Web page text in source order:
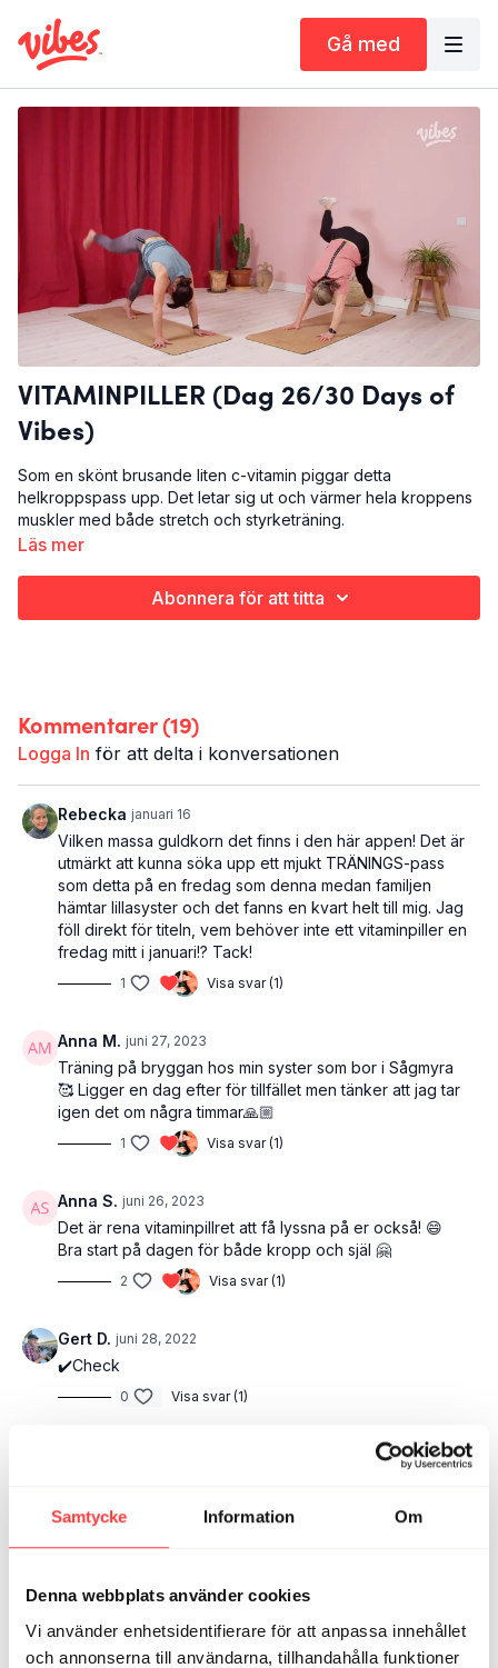
Samtycke Information Om
Denna webbplats använder cookies
Vi använder enhetsidentifierare för att anpassa innehållet
och annonserna till användarna, tillhandahålla funktioner
Gå med
VITAMINPILLER (Dag 26/30 Days of
Vibes)
Som en skönt brusande liten c-vitamin piggar detta
helkroppspass upp. Det letar sig ut och värmer hela kroppens
muskler med både stretch och styrketräning.
Det här är Vitaminpiller:
Läs mer
Abonnera för att titta
Kommentarer (19)
Logga In för att delta i konversationen
Rebecka januari 16
Vilken massa guldkorn det finns i den här appen! Det är
utmärkt att kunna söka upp ett mjukt TRÄNINGS-pass
som detta på en fredag som denna medan familjen
hämtar lillasyster och det fanns en kvart helt till mig. Jag
föll direkt för titeln, vem behöver inte ett vitaminpiller en
fredag mitt i januari!? Tack!
1 Visa svar (1)
Anna M. juni 27, 2023
Träning på bryggan hos min syster som bor i Sågmyra
🥰 Ligger en dag efter för tillfället men tänker att jag tar
igen det om några timmar🙏🏼
1 Visa svar (1)
Anna S. juni 26, 2023
Det är rena vitaminpillret att få lyssna på er också! 😄
Bra start på dagen för både kropp och själ 🤗
2 Visa svar (1)
Gert D. juni 28, 2022
✔️Check
0 Visa svar (1)
0 Visa svar (1)
Klar för gräsklippning och bad, så skönt att börja dagen
Visa svar (1)